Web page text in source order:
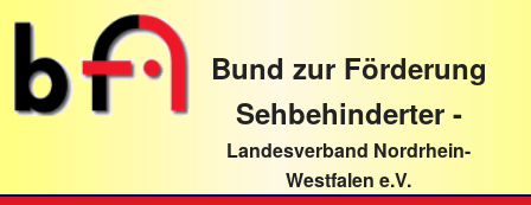
direkt
Textinhalt
Bund zur Förderung
Sehbehinderter -
Landesverband Nordrhein-
Westfalen e.V.